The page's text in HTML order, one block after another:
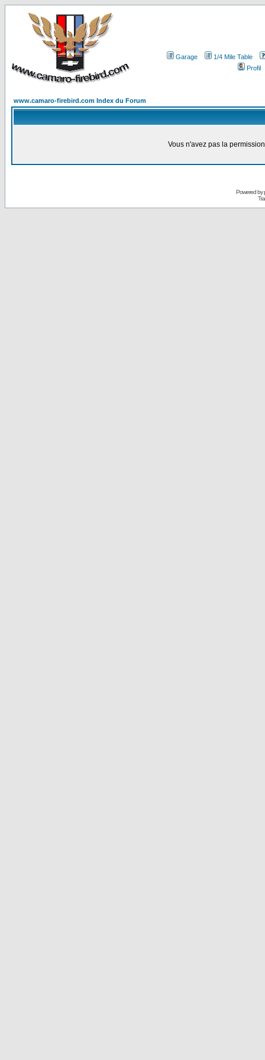
Garage
1/4 Mile Table
Profil
www.camaro-firebird.com Index du Forum
Vous n'avez pas la
Powered by